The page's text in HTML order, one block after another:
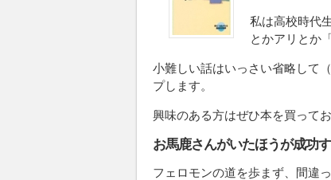
私は高校時代
とかアリとか
小難しい話はいっさい省略して
プします。
興味のある方はぜひ本を買って
お馬鹿さんがいたほうが成功
フェロモンの道を歩まず、間違